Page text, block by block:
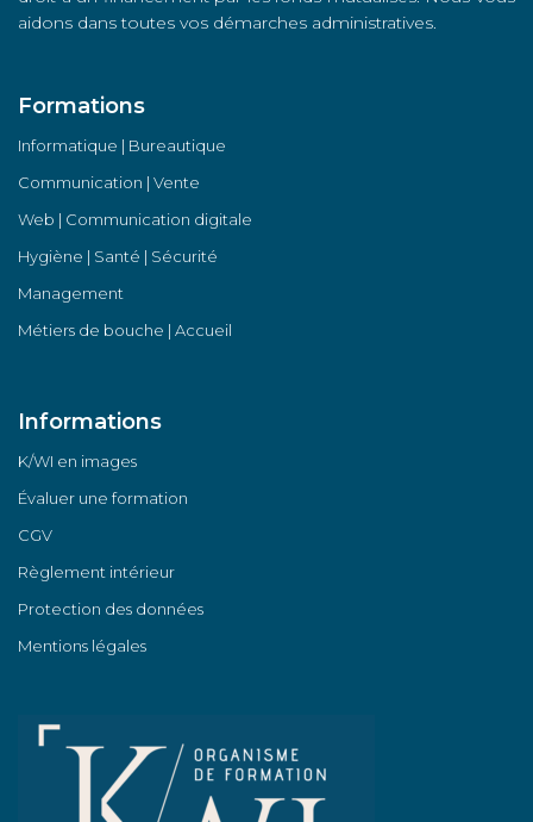
aidons dans toutes vos démarches administratives.
Formations
Informatique | Bureautique
Communication | Vente
Web | Communication digitale
Hygiène | Santé | Sécurité
Management
Métiers de bouche | Accueil
Informations
K/WI en images
Évaluer une formation
CGV
Règlement intérieur
Protection des données
Mentions légales